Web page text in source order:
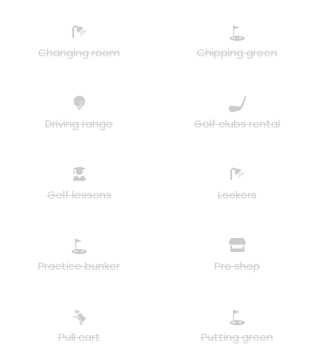
Changing room Chipping green
Driving range Golf clubs rental
Golf lessons Lockers
Practice bunker Pro shop
Pull cart Putting green